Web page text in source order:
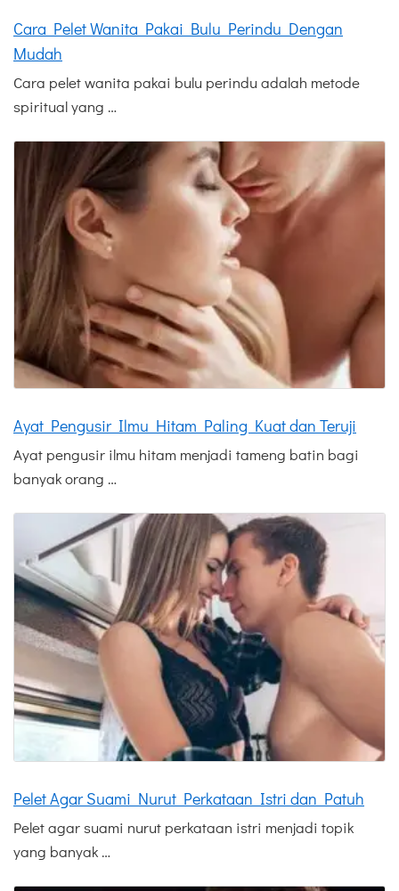
Cara Pelet Wanita Pakai Bulu Perindu Dengan
Mudah
Cara pelet wanita pakai bulu perindu adalah metode
spiritual yang …
Ayat Pengusir Ilmu Hitam Paling Kuat dan Teruji
Ayat pengusir ilmu hitam menjadi tameng batin bagi
banyak orang …
Pelet Agar Suami Nurut Perkataan Istri dan Patuh
Pelet agar suami nurut perkataan istri menjadi topik
yang banyak …